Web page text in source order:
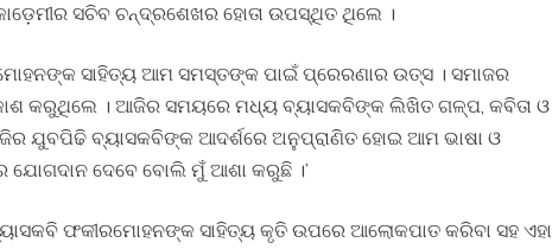
ସଚିବ ଚନ୍ଦ୍ରଶେଖର ହୋତା ଉପସ୍ଥିତ ଥିଲେ ।
ସାହିତ୍ୟ ଆମ ସମସ୍ତଙ୍କ ପାଇଁ ପ୍ରେରଣାର ଉତ୍ସ । ସମାଜର
କରୁଥିଲେ । ଆଜିର ସମୟରେ ମଧ୍ୟ ବ୍ୟାସକବିଙ୍କ ଲିଖିତ ଗଳ୍ପ, କବିତା ଓ
ଯୁବପିଢି ବ୍ୟାସକବିଙ୍କ ଆଦର୍ଶରେ ଅନୁପ୍ରାଣିତ ହୋଇ ଆମ ଭାଷା ଓ
ଦେବେ ବୋଲି ମୁଁ ଆଶା କରୁଛି ।’
ଫକୀରମୋହନଙ୍କ ସାହିତ୍ୟ କୃତି ଉପରେ ଆଲୋକପାତ କରିବା ସହ ଏହା